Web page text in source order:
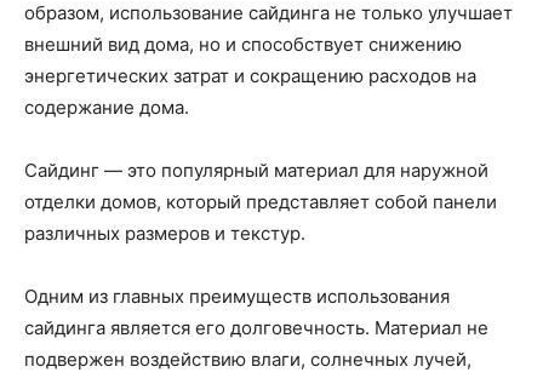
образом, использование сайдинга не только улучшает
внешний вид дома, но и способствует снижению
энергетических затрат и сокращению расходов на
содержание дома.
Сайдинг — это популярный материал для наружной
отделки домов, который представляет собой панели
различных размеров и текстур.
Одним из главных преимуществ использования
сайдинга является его долговечность. Материал не
подвержен воздействию влаги, солнечных лучей,